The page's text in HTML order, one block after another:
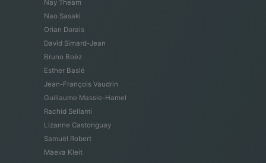
Nay Theam
Nao Sasaki
Orian Dorais
David Simard-Jean
Bruno Boëz
Esther Baslé
Jean-François Vaudrin
Guillaume Massie-Hamel
Rachid Sellami
Lizanne Castonguay
Samuël Robert
Maeva Kleit